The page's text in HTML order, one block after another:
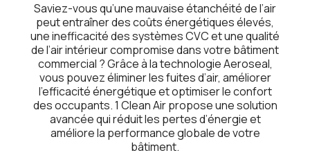
Saviez-vous qu’une mauvaise étanchéité de l’air
peut entraîner des coûts énergétiques élevés,
une inefficacité des systèmes CVC et une qualité
de l’air intérieur compromise dans votre bâtiment
commercial ? Grâce à la technologie Aeroseal,
vous pouvez éliminer les fuites d’air, améliorer
l’efficacité énergétique et optimiser le confort
des occupants. 1 Clean Air propose une solution
avancée qui réduit les pertes d’énergie et
améliore la performance globale de votre
bâtiment.